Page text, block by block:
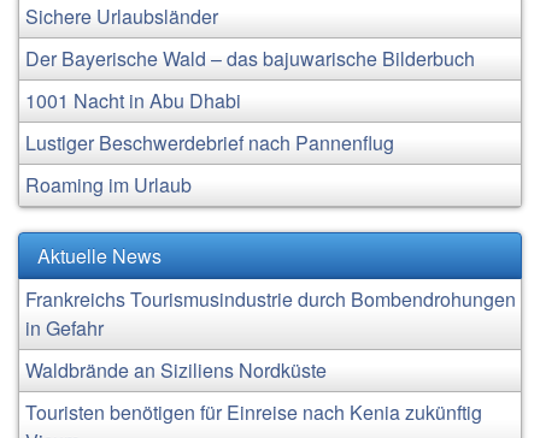
Sichere Urlaubsländer
Der Bayerische Wald – das bajuwarische Bilderbuch
1001 Nacht in Abu Dhabi
Lustiger Beschwerdebrief nach Pannenflug
Roaming im Urlaub
Aktuelle News
Frankreichs Tourismusindustrie durch Bombendrohungen
in Gefahr
Waldbrände an Siziliens Nordküste
Touristen benötigen für Einreise nach Kenia zukünftig